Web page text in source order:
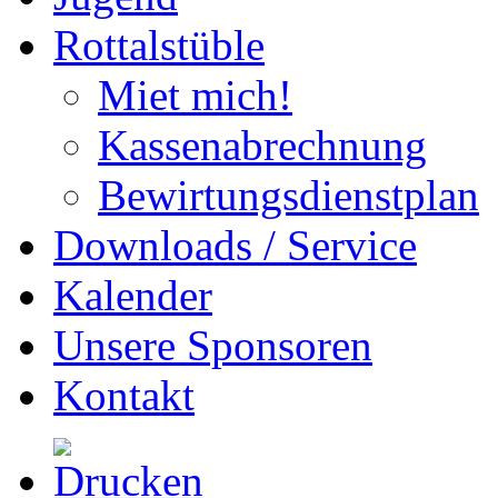
Rottalstüble
Miet mich!
Kassenabrechnung
Bewirtungsdienstplan
Downloads / Service
Kalender
Unsere Sponsoren
Kontakt